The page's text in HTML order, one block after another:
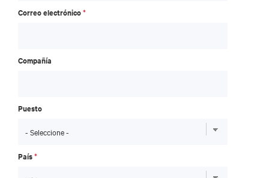
Correo electrónico*
Compañía
Puesto
País*